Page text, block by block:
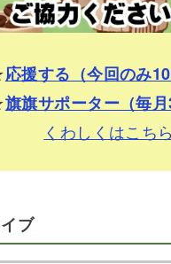
応援する（今回のみ
旗旗サポーター（毎月
くわしくはこちら
ブ